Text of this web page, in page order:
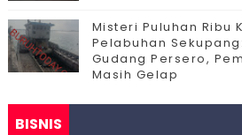
Misteri Puluhan Ribu
Pelabuhan
Gudang Persero,
Masih Gelap
BISNIS